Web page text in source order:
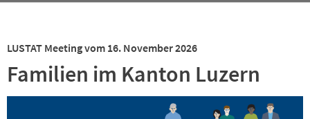
LUSTAT Meeting vom 16. November 2026
Familien im Kanton Luzern